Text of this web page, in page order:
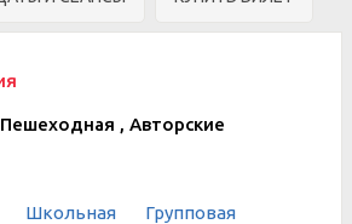
Пешеходная , Авторские
Школьная
Групповая